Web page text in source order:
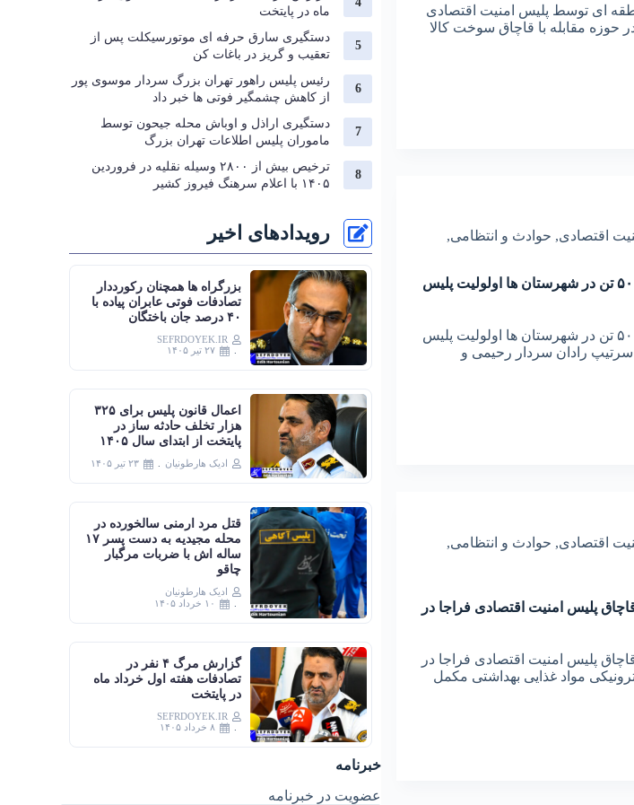
منطقه ای توسط پلیس امنیت اقتصادی
مقابله با قاچاق سوخت کالا
اقتصادی, حوادث و انتظامی,
امحا کالای قاچاق ۸۰۰ تن در تهران ۵۰۰ تن در شهرستان ها اولولیت پلیس
امحا کالای قاچاق ۸۰۰ تن در تهران ۵۰۰ تن در شهرستان ها اولولیت پلیس
سال ۱۴۰۲ با حضور سرتیپ رادان سردار رحیمی و
اقتصادی, حوادث و انتظامی,
پلیس امنیت اقتصادی فراجا در
پلیس امنیت اقتصادی فراجا در
مواد غذایی بهداشتی مکمل‌
ماه در پایتخت
دستگیری سارق حرفه‌ ای موتورسیکلت پس از
تعقیب و گریز در باغات کن
رئیس پلیس راهور تهران بزرگ سردار موسوی پور
از کاهش چشمگیر فوتی ها خبر داد
دستگیری اراذل و اوباش محله جیحون توسط
ماموران پلیس اطلاعات تهران بزرگ
ترخیص بیش از ۲۸۰۰ وسیله نقلیه در فروردین
۱۴۰۵ با اعلام سرهنگ فیروز کشیر
رویدادهای اخیر
بزرگراه‌ ها همچنان رکورددار
تصادفات فوتی عابران پیاده با
۴۰ درصد جان‌ باختگان
SEFRDOYEK.IR
۲۷ تیر ۱۴۰۵
اعمال قانون پلیس برای ۳۲۵
هزار تخلف حادثه ساز در
پایتخت از ابتدای سال ۱۴۰۵
ادیک هارطونیان ۲۳ تیر ۱۴۰۵
قتل مرد ارمنی سالخورده در
محله مجیدیه به دست پسر ۱۷
ساله اش با ضربات مرگبار
چاقو
ادیک هارطونیان
۱۰ خرداد ۱۴۰۵
گزارش مرگ ۴ نفر در
تصادفات هفته اول خرداد ماه
در پایتخت
SEFRDOYEK.IR
۸ خرداد ۱۴۰۵
خبرنامه
عضویت در خبرنامه